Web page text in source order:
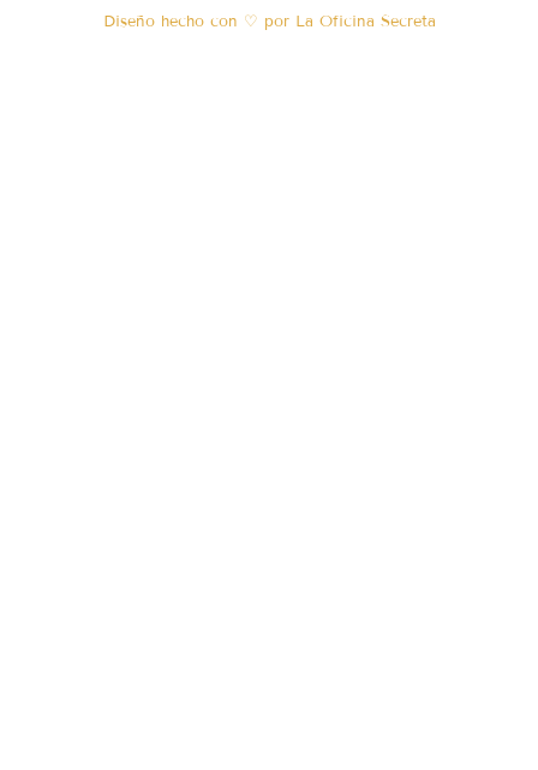
Diseño hecho con ♡ por La Oficina Secreta